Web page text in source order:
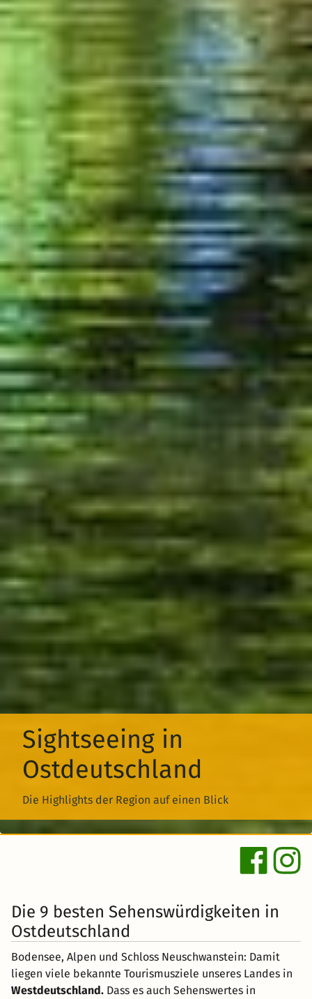
Sightseeing in
Ostdeutschland
Die Highlights der Region auf einen Blick
Die 9 besten Sehenswürdigkeiten in
Ostdeutschland
Bodensee, Alpen und Schloss Neuschwanstein: Damit
liegen viele bekannte Tourismusziele unseres Landes in
Westdeutschland. Dass es auch Sehenswertes in